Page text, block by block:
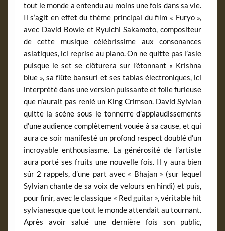
tout le monde a entendu au moins une fois dans sa vie.
Il s’agit en effet du thème principal du film « Furyo »,
avec David Bowie et Ryuichi Sakamoto, compositeur
de cette musique célèbrissime aux consonances
asiatiques, ici reprise au piano. On ne quitte pas l’asie
puisque le set se clôturera sur l’étonnant « Krishna
blue », sa flûte bansuri et ses tablas électroniques, ici
interprété dans une version puissante et folle furieuse
que n’aurait pas renié un King Crimson. David Sylvian
quitte la scène sous le tonnerre d’applaudissements
d’une audience complètement vouée à sa cause, et qui
aura ce soir manifesté un profond respect doublé d’un
incroyable enthousiasme. La générosité de l’artiste
aura porté ses fruits une nouvelle fois. Il y aura bien
sûr 2 rappels, d’une part avec « Bhajan » (sur lequel
Sylvian chante de sa voix de velours en hindi) et puis,
pour finir, avec le classique « Red guitar », véritable hit
sylvianesque que tout le monde attendait au tournant.
Après avoir salué une dernière fois son public,